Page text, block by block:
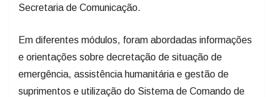
Secretaria de Comunicação.
Em diferentes módulos, foram abordadas informações
e orientações sobre decretação de situação de
emergência, assistência humanitária e gestão de
suprimentos e utilização do Sistema de Comando de